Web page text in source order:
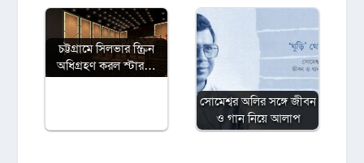
চট্টগ্রামে সিলভার স্ক্রিন
অধিগ্রহণ করল স্টার…
সোমেশ্বর অলির সঙ্গে জীবন
ও গান নিয়ে আলাপ